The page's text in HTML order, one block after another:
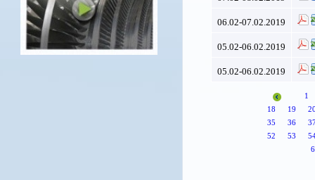
06.02-07.02.2019
05.02-06.02.2019
05.02-06.02.2019
1
18
19
35
36
52
53